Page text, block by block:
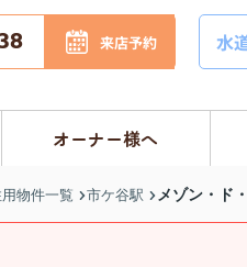
来店予約 水
オーナー様へ
物件一覧 市ケ谷駅 メゾン・ド